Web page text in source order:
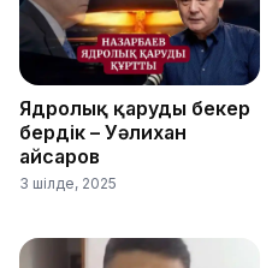
Ядролық қаруды бекер
бердік – Уәлихан
Қайсаров
3 шілде, 2025